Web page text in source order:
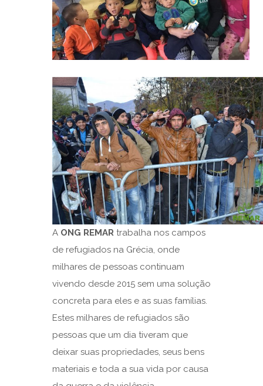
A ONG REMAR trabalha nos campos
de refugiados na Grécia, onde
milhares de pessoas continuam
vivendo desde 2015 sem uma solução
concreta para eles e as suas famílias.
Estes milhares de refugiados são
pessoas que um dia tiveram que
deixar suas propriedades, seus bens
materiais e toda a sua vida por causa